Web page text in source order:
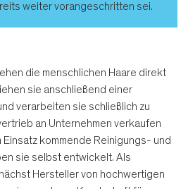
weiter vorangeschritten sei.
die menschlichen Haare direkt
sie anschließend einer
verarbeiten sie schließlich zu
an Unternehmen verkaufen
Einsatz kommende Reinigungs- und
sie selbst entwickelt. Als
Hersteller von hochwertigen